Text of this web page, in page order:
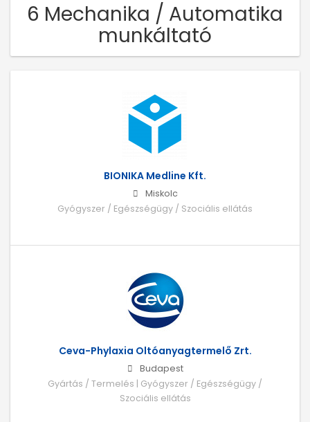
6 Mechanika / Automatika
munkáltató
BIONIKA Medline Kft.
Miskolc
Gyógyszer / Egészségügy / Szociális ellátás
Ceva-Phylaxia Oltóanyagtermelő Zrt.
Budapest
Gyártás / Termelés | Gyógyszer / Egészségügy /
Szociális ellátás